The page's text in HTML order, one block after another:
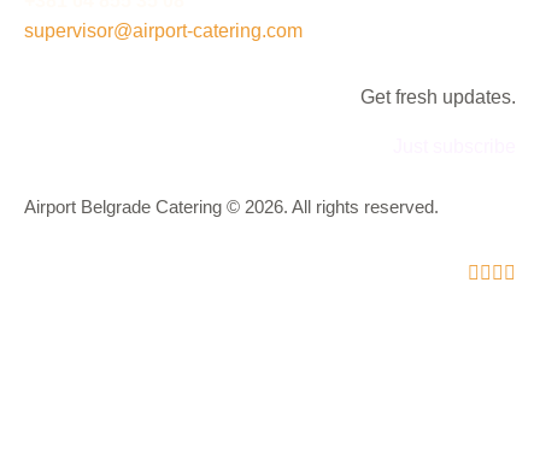
supervisor@airport-catering.com
Get fresh updates.
Airport Belgrade Catering © 2026. All rights reserved.